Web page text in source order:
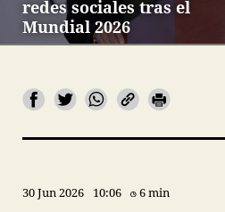
redes sociales tras el
Mundial 2026
30 Jun 2026 10:06 6 min